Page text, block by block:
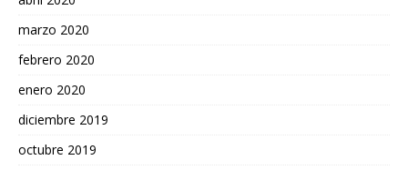
marzo 2020
febrero 2020
enero 2020
diciembre 2019
octubre 2019